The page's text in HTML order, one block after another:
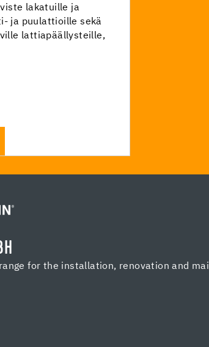
lakatuille ja
ja puulattioille sekä
lattiapäällysteille,
for the installation, renovation and